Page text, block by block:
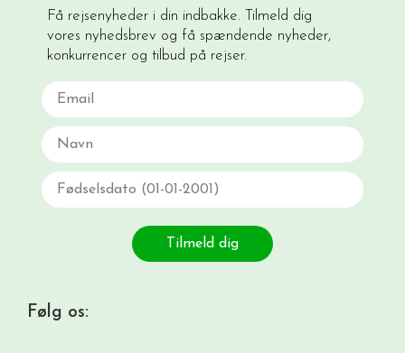
Få rejsenyheder i din indbakke. Tilmeld dig
vores nyhedsbrev og få spændende nyheder,
konkurrencer og tilbud på rejser.
Email
Navn
Fødselsdato
Tilmeld dig
Følg os: